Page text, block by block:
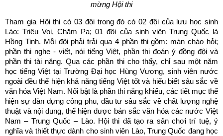
mừng Hội thi
Tham gia Hội thi có 03 đội trong đó có 02 đội của lưu học sinh
Lào: Triệu Voi, Chăm Pa; 01 đội của sinh viên Trung Quốc là
Hồng Tinh. Mỗi đội phải trải qua 4 phần thi gồm: màn chào hỏi;
phần thi nghe - viết, nói tiếng Việt, phần thi đoán ý đồng đội và
phần thi tài năng. Qua các phần thi cho thấy, chỉ sau một năm
học tiếng Việt tại Trường Đại học Hùng Vương, sinh viên nước
ngoài đều thể hiện khả năng tiếng Việt tốt và hiểu biết sâu sắc về
văn hóa Việt Nam. Nổi bật là phần thi năng khiếu, các tiết mục thể
hiện sự dàn dựng công phu, đầu tư sâu sắc về chất lượng nghệ
thuật và nội dung, thể hiện được bản sắc văn hóa các nước Việt
Nam – Trung Quốc – Lào. Hội thi đã tạo ra sân chơi trí tuệ, ý
nghĩa và thiết thực dành cho sinh viên Lào, Trung Quốc đang học